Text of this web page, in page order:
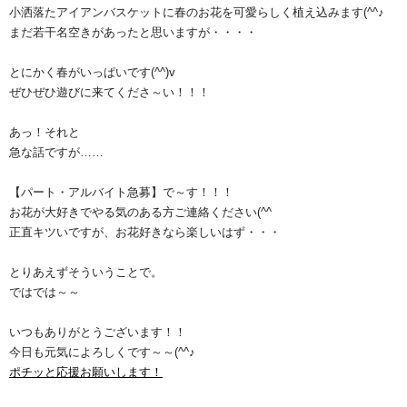
小洒落たアイアンバスケットに春のお花を可愛らしく植え込みます(^^♪
まだ若干名空きがあったと思いますが・・・・
とにかく春がいっぱいです(^^)v
ぜひぜひ遊びに来てくださ～い！！！
あっ！それと
急な話ですが……
【パート・アルバイト急募】で～す！！！
お花が大好きでやる気のある方ご連絡ください(^^ゞ
正直キツいですが、お花好きなら楽しいはず・・・
とりあえずそういうことで。
ではでは～～
いつもありがとうございます！！
今日も元気によろしくです～～(^^♪
ポチッと応援お願いします！